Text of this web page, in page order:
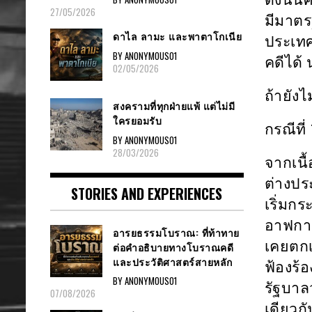
มีมาต
ประเ
คดีได้
ถ้ายัง
กรณีที่
จากเ
ต่างป
เริ่มก
อาฟก
เคยต
ฟ้องร้
รัฐบา
27/05/2026
ดาไล ลามะ และพาตาโกเนีย
BY ANONYMOUS01
02/05/2026
สงครามที่ทุกฝ่ายแพ้ แต่ไม่มี
ใครยอมรับ
BY ANONYMOUS01
28/03/2026
STORIES AND EXPERIENCES
อารยธรรมโบราณ: ที่ท้าทาย
ต่อคำอธิบายทางโบราณคดี
และประวัติศาสตร์สายหลัก
BY ANONYMOUS01
07/08/2026